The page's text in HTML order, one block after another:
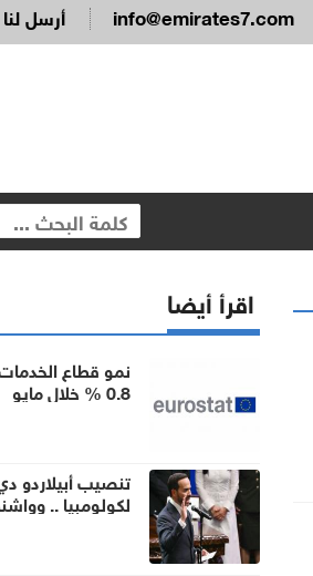
أرسل لنا info@emirates7.com
اقرأ أيضا
نمو قطاع
0.8 % خلال مايو
تنصيب أبيلاردو
لكولومبيا ..